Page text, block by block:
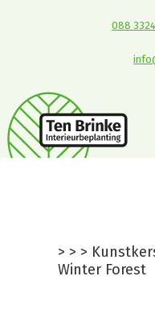
088
> > >
Winter Forest